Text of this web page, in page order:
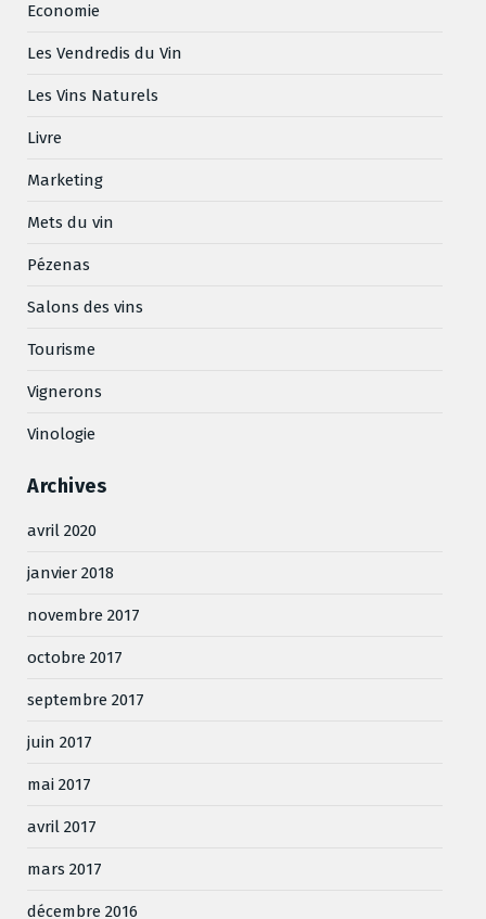
Economie
Les Vendredis du Vin
Les Vins Naturels
Livre
Marketing
Mets du vin
Pézenas
Salons des vins
Tourisme
Vignerons
Vinologie
Archives
avril 2020
janvier 2018
novembre 2017
octobre 2017
septembre 2017
juin 2017
mai 2017
avril 2017
mars 2017
décembre 2016